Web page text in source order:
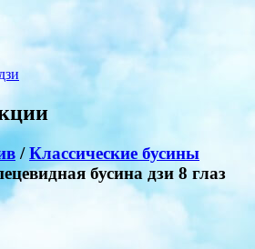
/Классические бусины
бусина дзи 8 глаз